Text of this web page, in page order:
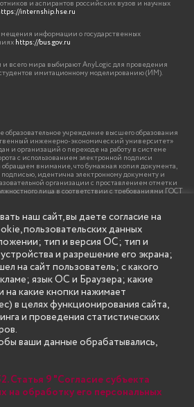
и аспирантов российских вузов и научных
internship.hse.ru
информации о государственных
https://bus.gov.ru
всего мира выбирают AnyLogic для проведения
имитационному моделированию (ИМ).
образовательное учреждение высшего образования
инженерно-экономический университет»
и организаций о переходе на работу в системе
с использованием электронной подписи
внимание, что бумажная копия документа,
идентична электронному документу и
организации с проставлением отметки
лица в соответствии с требованиями ГОСТ
материалы, представленные на нашем сайте
и предназначены только для ознакомления.
никаким образом не претендует на обозначение
данные материалы. Авторы не несут ответственности
их в целях, запрещенных Уголовным
Если вы соглашаетесь с указанными
к просмотру материалов. Иначе вы должны
материалы, размещенные на сайте, взяты с
Если Вы являетесь правообладателем
на этом сайте, и не хотели бы чтобы данная
без Вашего на то согласия, то мы будем рады
соответствующие страницы. Для этого достаточно,
(в электронном виде) с E-mail официального
удалить.
наш сайт, вы даете согласие на
пользовательских данных
тип и версия ОС; тип и
и разрешение его экрана;
на сайт пользователь; с какого
язык ОС и Браузера; какие
на какие кнопки нажимает
в целях функционирования сайта,
и проведения статистических
ваши данные обрабатывались,
Статья 9 "Согласие субъекта
на обработку его персональных